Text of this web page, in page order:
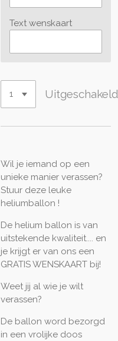
Text wenskaart
Wil je iemand op een
unieke manier verassen?
Stuur deze leuke
heliumballon !
De helium ballon is van
uitstekende kwaliteit.... en
je krijgt er van ons een
GRATIS WENSKAART bij!
Weet jij al wie je wilt
verassen?
De ballon word bezorgd
in een vrolijke doos